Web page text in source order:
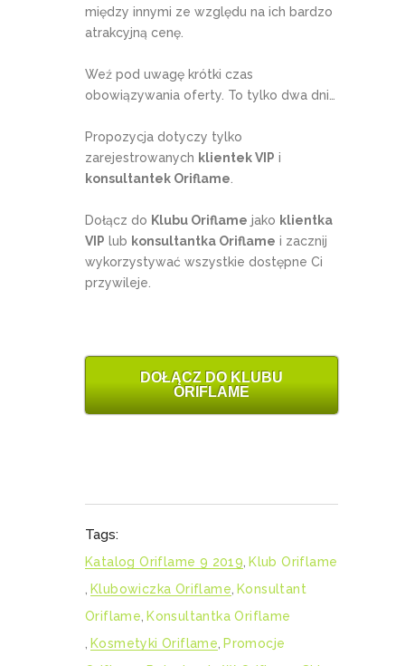
między innymi ze względu na ich bardzo
atrakcyjną cenę.
Weź pod uwagę krótki czas
obowiązywania oferty. To tylko dwa dni…
Propozycja dotyczy tylko
zarejestrowanych klientek VIP i
konsultantek Oriflame
Dołącz do Klubu Oriflame jako klientka
VIP lub konsultantka Oriflame i zacznij
wykorzystywać wszystkie dostępne Ci
przywileje.
DOŁĄCZ DO KLUBU
ORIFLAME
Tags:
Katalog Oriflame 9 2019 Klub Oriflame
Klubowiczka Oriflame Konsultant
Oriflame Konsultantka Oriflame
Kosmetyki Oriflame Promocje